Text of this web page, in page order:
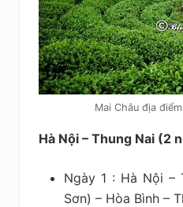
Mai Châu địa
Hà Nội – Thung Nai (2
Ngày 1 : Hà Nội –
Sơn) – Hòa Bình –